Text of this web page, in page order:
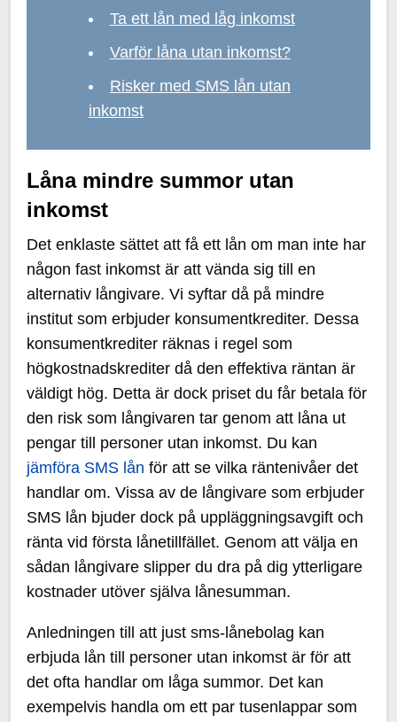
Ta ett lån med låg inkomst
Varför låna utan inkomst?
Risker med SMS lån utan
inkomst
Låna mindre summor utan
inkomst
Det enklaste sättet att få ett lån om man inte har
någon fast inkomst är att vända sig till en
alternativ långivare. Vi syftar då på mindre
institut som erbjuder konsumentkrediter. Dessa
konsumentkrediter räknas i regel som
högkostnadskrediter då den effektiva räntan är
väldigt hög. Detta är dock priset du får betala för
den risk som långivaren tar genom att låna ut
pengar till personer utan inkomst. Du kan
jämföra SMS lån för att se vilka räntenivåer det
handlar om. Vissa av de långivare som erbjuder
SMS lån bjuder dock på uppläggningsavgift och
ränta vid första lånetillfället. Genom att välja en
sådan långivare slipper du dra på dig ytterligare
kostnader utöver själva lånesumman.
Anledningen till att just sms-lånebolag kan
erbjuda lån till personer utan inkomst är för att
det ofta handlar om låga summor. Det kan
exempelvis handla om ett par tusenlappar som